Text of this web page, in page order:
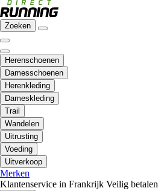
Zoeken
Herenschoenen
Damesschoenen
Herenkleding
Dameskleding
Trail
Wandelen
Uitrusting
Voeding
Uitverkoop
Merken
Klantenservice in Frankrijk Veilig betalen